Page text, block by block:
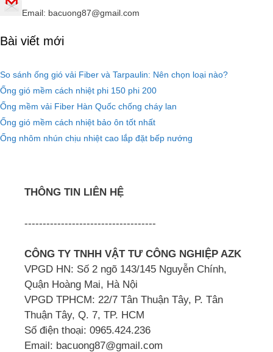
Email: bacuong87@gmail.com
Bài viết mới
So sánh ống gió vải Fiber và Tarpaulin: Nên chọn loại nào?
Ống gió mềm cách nhiệt phi 150 phi 200
Ống mềm vải Fiber Hàn Quốc chống cháy lan
Ống gió mềm cách nhiệt bảo ôn tốt nhất
Ống nhôm nhún chịu nhiệt cao lắp đặt bếp nướng
THÔNG TIN LIÊN HỆ
------------------------------------
CÔNG TY TNHH VẬT TƯ CÔNG NGHIỆP AZK
VPGD HN: Số 2 ngõ 143/145 Nguyễn Chính,
Quận Hoàng Mai, Hà Nội
VPGD TPHCM: 22/7 Tân Thuận Tây, P. Tân
Thuận Tây, Q. 7, TP. HCM
Số điện thoại: 0965.424.236
Email: bacuong87@gmail.com